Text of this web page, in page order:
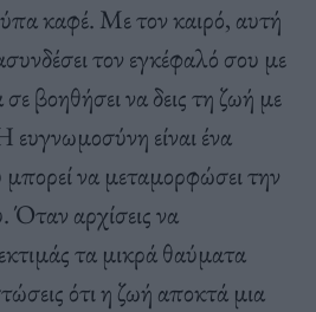
καφέ. Με τον καιρό, αυτή
τον εγκέφαλό σου με
βοηθήσει να δεις τη ζωή με
ευγνωμοσύνη είναι ένα
μπορεί να μεταμορφώσει την
Όταν αρχίσεις να
τα μικρά θαύματα
ότι η ζωή αποκτά μια